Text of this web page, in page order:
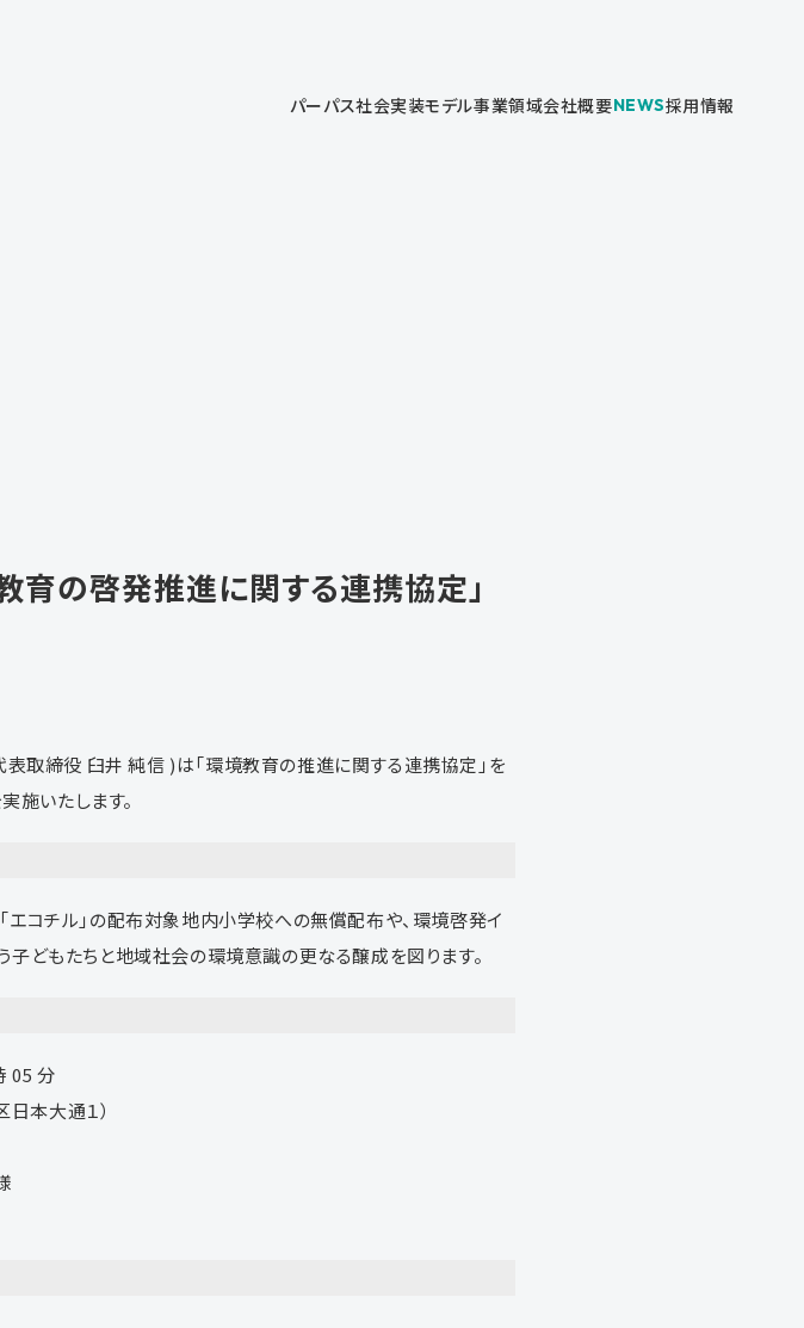
パーパス社会実装モデル事業領域会社概要NEWS採用情報
育の啓発推進に関する連携協定」
取締役 臼井 純信 )は「環境教育の推進に関する連携協定」を
施いたします。
コチル」の配布対象地内小学校への無償配布や、環境啓発イ
どもたちと地域社会の環境意識の更なる醸成を図ります。
05 分
本大通１）